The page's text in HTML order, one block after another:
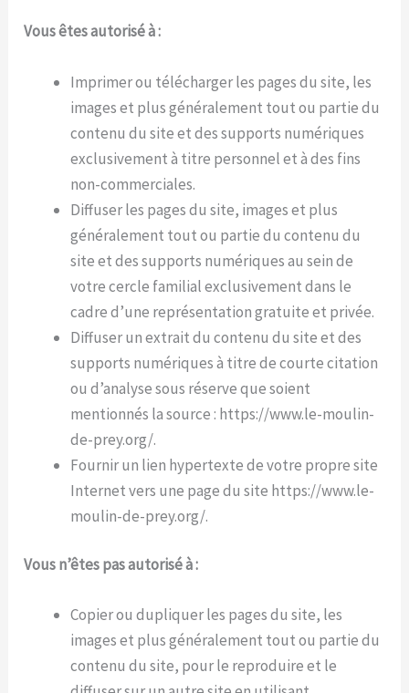
Vous êtes autorisé à :
Imprimer ou télécharger les pages du site, les
images et plus généralement tout ou partie du
contenu du site et des supports numériques
exclusivement à titre personnel et à des fins
non-commerciales.
Diffuser les pages du site, images et plus
généralement tout ou partie du contenu du
site et des supports numériques au sein de
votre cercle familial exclusivement dans le
cadre d’une représentation gratuite et privée.
Diffuser un extrait du contenu du site et des
supports numériques à titre de courte citation
ou d’analyse sous réserve que soient
mentionnés la source : https://www.le-moulin-
de-prey.org/.
Fournir un lien hypertexte de votre propre site
Internet vers une page du site https://www.le-
moulin-de-prey.org/.
Vous n’êtes pas autorisé à :
Copier ou dupliquer les pages du site, les
images et plus généralement tout ou partie du
contenu du site, pour le reproduire et le